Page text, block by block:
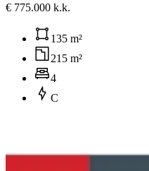
€ 775.000 k.k.
135 m²
215 m²
4
C